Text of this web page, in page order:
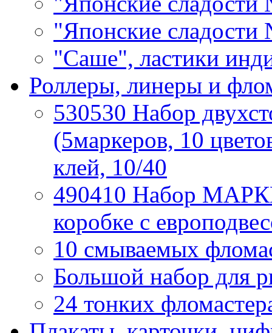
"Японские
"Саше", ластики
Роллеры, линеры и
530530 Набор
(5маркеров, 10
клей, 10/40
490410 Набор
коробке с
10 смываемых
Большой набор для
24 тонких